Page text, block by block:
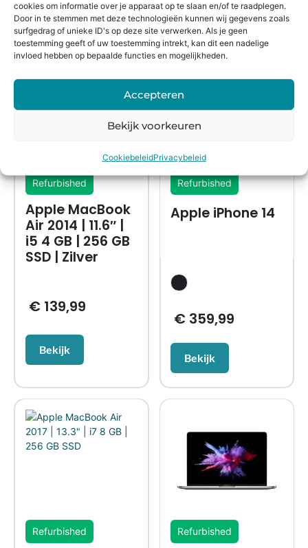
cookies om informatie over je apparaat op te slaan en/of te raadplegen.
Door in te stemmen met deze technologieën kunnen wij gegevens zoals
surfgedrag of unieke ID's op deze site verwerken. Als je geen
toestemming geeft of uw toestemming intrekt, kan dit een nadelige
invloed hebben op bepaalde functies en mogelijkheden.
Accepteren
Bekijk voorkeuren
CookiebeleidPrivacybeleid
Alternatieven
Refurbished
Apple MacBook
Air 2014 | 11.6″ |
i5 4 GB | 256 GB
SSD | Zilver
€139,99
Bekijk
Refurbished
Apple iPhone 14
€ 359,99
Bekijk
Refurbished Refurbished